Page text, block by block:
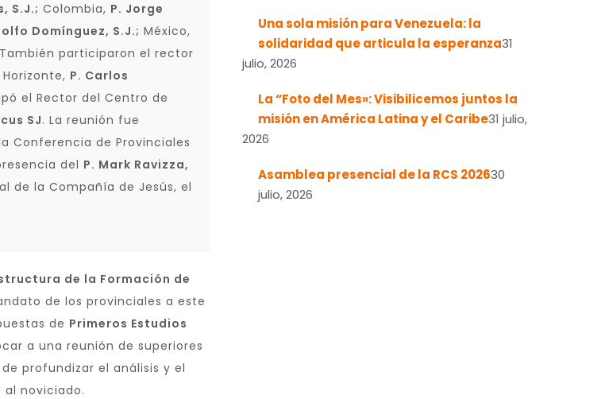
S.J.; Colombia, P. Jorge
Domínguez, S.J.; México,
También participaron el rector
P. Carlos
el Rector del Centro de
SJ. La reunión fue
Conferencia de Provinciales
del P. Mark Ravizza,
de la Compañía de Jesús, el
de la Formación de
de los provinciales a este
de Primeros Estudios
a una reunión de superiores
profundizar el análisis y el
noviciado.
Una sola misión para Venezuela: la
solidaridad que articula la esperanza31
julio, 2026
La “Foto del Mes»: Visibilicemos juntos la
misión en América Latina y el Caribe31 julio,
2026
Asamblea presencial de la RCS 202630
julio, 2026